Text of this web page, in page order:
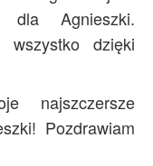
dla Agnieszki.
dzięki
najszczersze
Pozdrawiam